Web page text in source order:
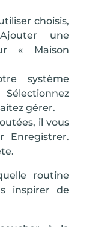
choisis,
Ajouter une
« Maison
système
Sélectionnez
gérer.
il vous
Enregistrer.
routine
inspirer de